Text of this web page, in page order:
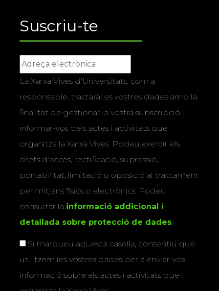
Suscriu-te
La Xarxa Vives d’Universitats, com a
responsable, tractarà les vostres dades amb la
finalitat de gestionar la vostra subscripció i
informar-vos dels actes i activitats que
organitza la Xarxa Vives. Podeu exercir els
drets d’accés, rectificació, supressió,
portabilitat, limitació o oposició al tractament
per mitjans físics o electrònics. Podeu
consultar la informació addicional i
detallada sobre protecció de dades.
Si marqueu aquesta casella, consentiu que
utilitzem les vostres dades per a enviar-vos
informació sobre els actes i activitats que